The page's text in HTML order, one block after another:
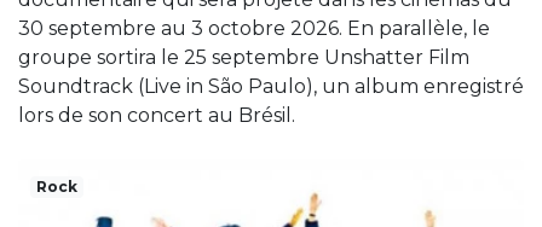
30 septembre au 3 octobre 2026. En parallèle, le
groupe sortira le 25 septembre Unshatter Film
Soundtrack (Live in São Paulo), un album enregistré
lors de son concert au Brésil.
Rock